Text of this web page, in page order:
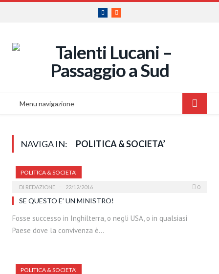
Facebook
RSS
Menu navigazione
NAVIGA IN: POLITICA & SOCIETA’
POLITICA & SOCIETA'
DI REDAZIONE 22/12/2016 0
SE QUESTO E’ UN MINISTRO!
Fosse successo in Inghilterra, o negli USA, o in qualsiasi
Paese dove la convivenza è…
POLITICA & SOCIETA'